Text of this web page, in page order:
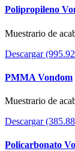
Polipropileno
Muestrario de
Descargar
PMMA Vondom
Muestrario de
Descargar
Policarbonato